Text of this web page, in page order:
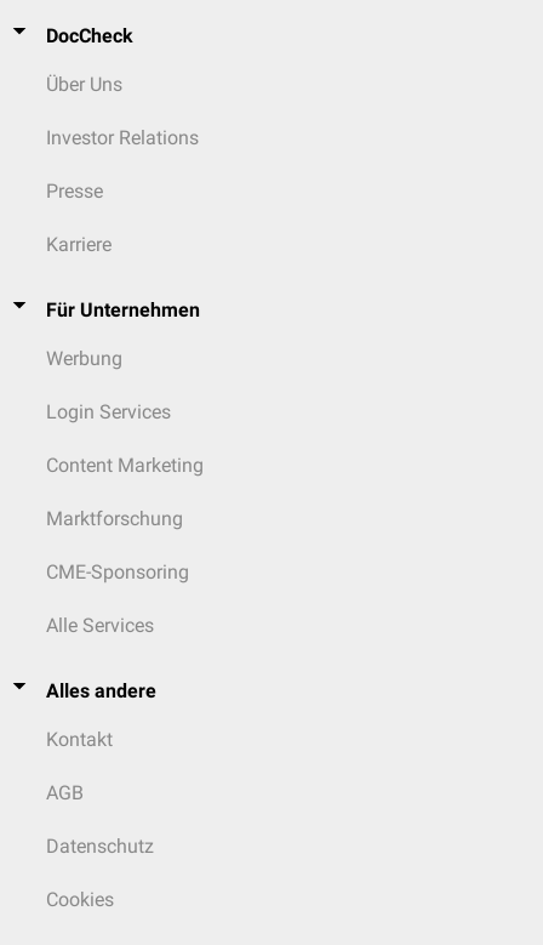
DocCheck
Über Uns
Investor Relations
Presse
Karriere
Für Unternehmen
Werbung
Login Services
Content Marketing
Marktforschung
CME-Sponsoring
Alle Services
Alles andere
Kontakt
AGB
Datenschutz
Cookies